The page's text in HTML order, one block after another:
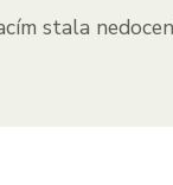
stala